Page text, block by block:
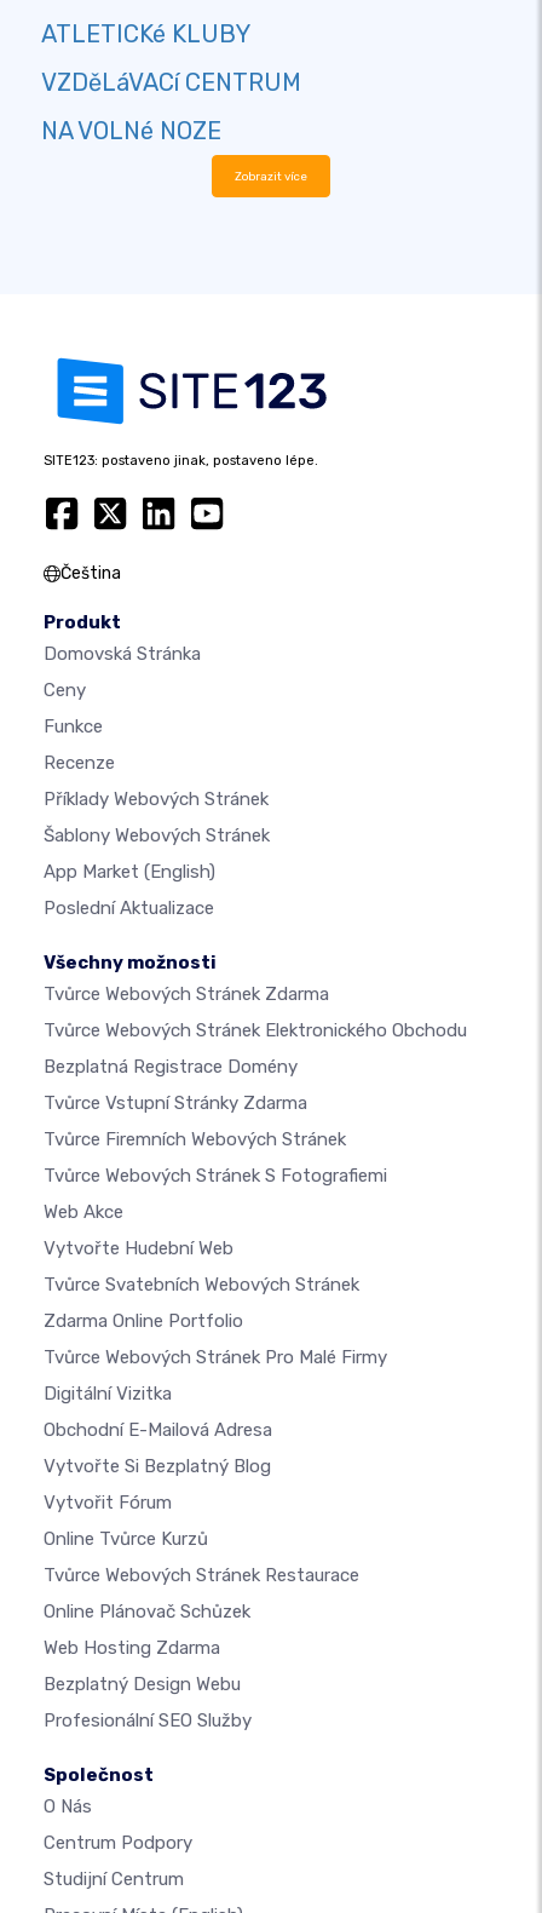
ATLETICKé KLUBY
VZDěLáVACí CENTRUM
NA VOLNé NOZE
Zobrazit více
SITE123: postaveno jinak, postaveno lépe.
Čeština
Produkt
Domovská Stránka
Ceny
Funkce
Recenze
Příklady Webových Stránek
Šablony Webových Stránek
App Market (English)
Poslední Aktualizace
Všechny možnosti
Tvůrce Webových Stránek Zdarma
Tvůrce Webových Stránek Elektronického Obchodu
Bezplatná Registrace Domény
Tvůrce Vstupní Stránky Zdarma
Tvůrce Firemních Webových Stránek
Tvůrce Webových Stránek S Fotografiemi
Web Akce
Vytvořte Hudební Web
Tvůrce Svatebních Webových Stránek
Zdarma Online Portfolio
Tvůrce Webových Stránek Pro Malé Firmy
Digitální Vizitka
Obchodní E-Mailová Adresa
Vytvořte Si Bezplatný Blog
Vytvořit Fórum
Online Tvůrce Kurzů
Tvůrce Webových Stránek Restaurace
Online Plánovač Schůzek
Web Hosting Zdarma
Bezplatný Design Webu
Profesionální SEO Služby
Společnost
O Nás
Centrum Podpory
Studijní Centrum